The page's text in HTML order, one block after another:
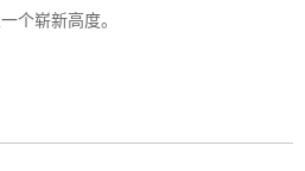
个崭新高度。